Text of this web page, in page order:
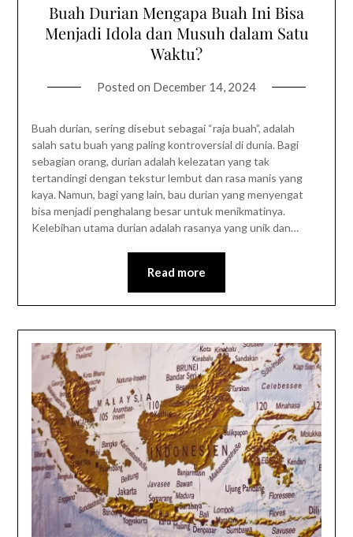
Buah Durian Mengapa Buah Ini Bisa
Menjadi Idola dan Musuh dalam Satu
Waktu?
Posted on December 14, 2024
Buah durian, sering disebut sebagai “raja buah”, adalah
salah satu buah yang paling kontroversial di dunia. Bagi
sebagian orang, durian adalah kelezatan yang tak
tertandingi dengan tekstur lembut dan rasa manis yang
kaya. Namun, bagi yang lain, bau durian yang menyengat
bisa menjadi penghalang besar untuk menikmatinya.
Kelebihan utama durian adalah rasanya yang unik dan…
Read more